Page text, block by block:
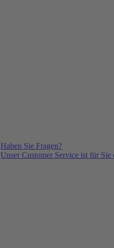
Haben Sie Fragen?
Unser Customer Service ist für Sie